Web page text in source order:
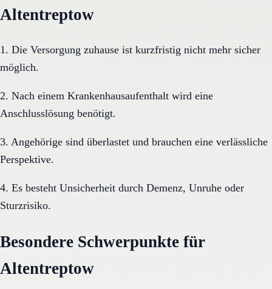
Altentreptow
1. Die Versorgung zuhause ist kurzfristig nicht mehr sicher
möglich.
2. Nach einem Krankenhausaufenthalt wird eine
Anschlusslösung benötigt.
3. Angehörige sind überlastet und brauchen eine verlässliche
Perspektive.
4. Es besteht Unsicherheit durch Demenz, Unruhe oder
Sturzrisiko.
Besondere Schwerpunkte für
Altentreptow